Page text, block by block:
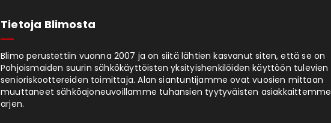
Tietoja Blimosta
Blimo perustettiin vuonna 2007 ja on siitä lähtien kasvanut siten, että se on
Pohjoismaiden suurin sähkökäyttöisten yksityishenkilöiden käyttöön tulevien
senioriskoottereiden toimittaja. Alan siantuntijamme ovat vuosien mittaan
muuttaneet sähköajoneuvoillamme tuhansien tyytyväisten asiakkaittemme
arjen.